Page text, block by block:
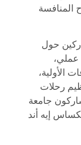
المنافسة
حول
عملي،
الأولية،
رحلات
جامعة
إيه أند